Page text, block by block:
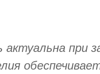
актуальна при